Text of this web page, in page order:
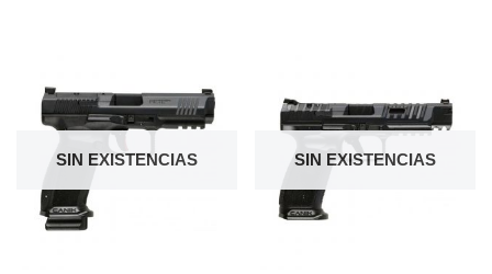
SIN EXISTENCIAS SIN EXISTENCIAS